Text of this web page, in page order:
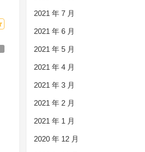
2021 年 7 月
2021 年 6 月
2021 年 5 月
2021 年 4 月
2021 年 3 月
2021 年 2 月
2021 年 1 月
2020 年 12 月